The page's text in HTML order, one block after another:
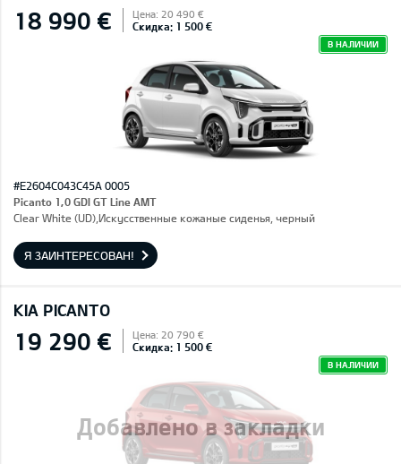
18 990 € Цена: 20 490 €
Скидка: 1 500 €
В НАЛИЧИИ
#E2604C043C45A 0005
Picanto 1,0 GDI GT Line AMT
Clear White (UD),Искусственные кожаные сиденья, черный
Я ЗАИНТЕРЕСОВАН!
KIA PICANTO
Добавлено в закладки
19 290 € Цена: 20 790 €
Скидка: 1 500 €
В НАЛИЧИИ